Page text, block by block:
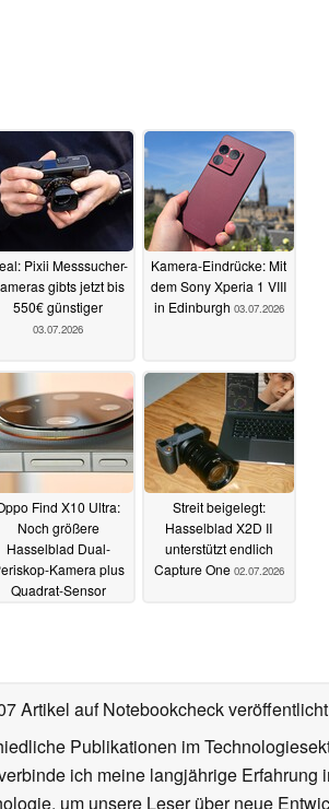
Pixii Messsucher-
gibts jetzt bis
550€ günstiger
03.07.2026
Kamera-Eindrücke: Mit
dem Sony Xperia 1 VIII
in Edinburgh 03.07.2026
Find X10 Ultra:
Noch größere
Hasselblad Dual-
Kamera plus
Quadrat-Sensor
Streit beigelegt:
Hasselblad X2D II
unterstützt endlich
Capture One 02.07.2026
Artikel auf Notebookcheck veröffentlicht
Publikationen im
ich meine langjährige Erfahrung
um unsere Leser über neue